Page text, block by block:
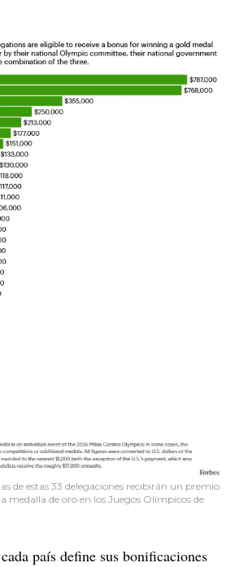
de estas 33 delegaciones recibirán un premio
medalla de oro en los Juegos Olímpicos de
país define sus bonificaciones